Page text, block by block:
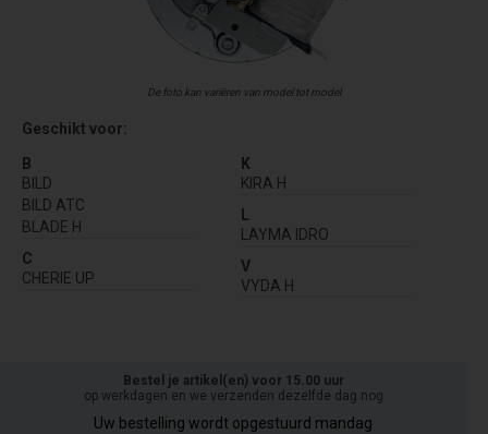
De foto kan variëren van model tot model
Geschikt voor:
B
BILD
BILD ATC
BLADE H
C
CHERIE UP
K
KIRA H
L
LAYMA IDRO
V
VYDA H
Bestel je artikel(en) voor 15.00 uur
op werkdagen en we verzenden dezelfde dag nog
Uw bestelling wordt opgestuurd mandag